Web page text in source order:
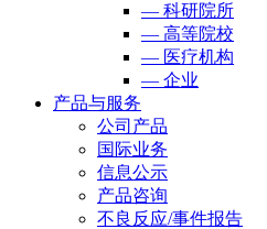
— 科研院所
— 高等院校
— 医疗机构
— 企业
产品与服务
公司产品
国际业务
信息公示
产品咨询
不良反应/事件报告